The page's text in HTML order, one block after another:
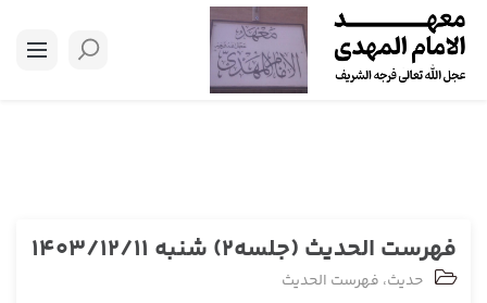
فهرست الحدیث (جلسه2) شنبه 1403/12/11
حدیث، فهرست الحدیث